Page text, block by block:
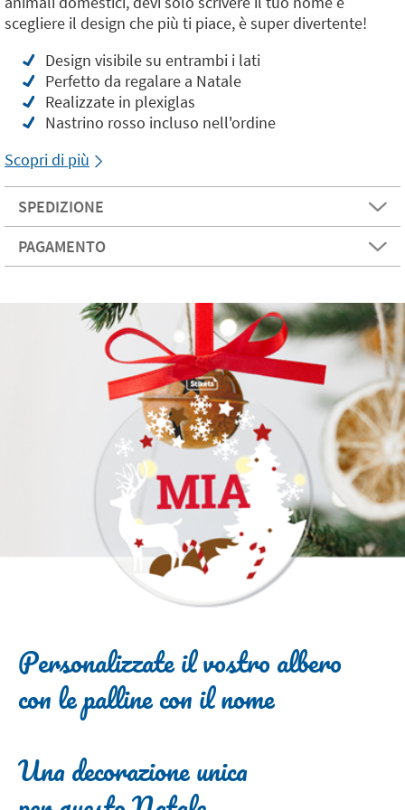
scegliere il design che più ti piace, è super divertente!
Design visibile su entrambi i lati
Perfetto da regalare a Natale
Realizzate in plexiglas
Nastrino rosso incluso nell'ordine
Scopri di più
SPEDIZIONE
PAGAMENTO
Personalizzate il vostro albero
con le palline con il nome
Una decorazione unica